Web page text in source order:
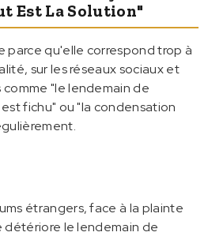
Est La Solution"
parce qu'elle correspond trop à
sur les réseaux sociaux et
"le lendemain de
fichu" ou "la condensation
étrangers, face à la plainte
détériore le lendemain de